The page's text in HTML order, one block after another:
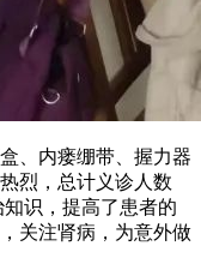
、内瘘绷带、握力器
烈，总计义诊人数
识，提高了患者的
关注肾病，为意外做